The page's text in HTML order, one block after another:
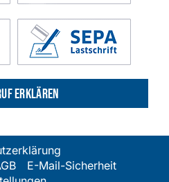
erklären
E-Mail-Sicherheit